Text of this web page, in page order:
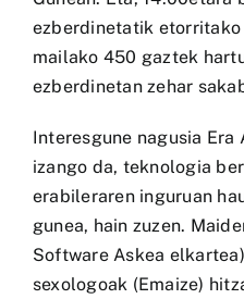
ezberdinetatik
mailako 450 gaztek
ezberdinetan zehar
Interesgune nagusia Era
izango da, teknologia
erabileraren inguruan
gunea, hain zuzen.
Software Askea
sexologoak (Emaize)